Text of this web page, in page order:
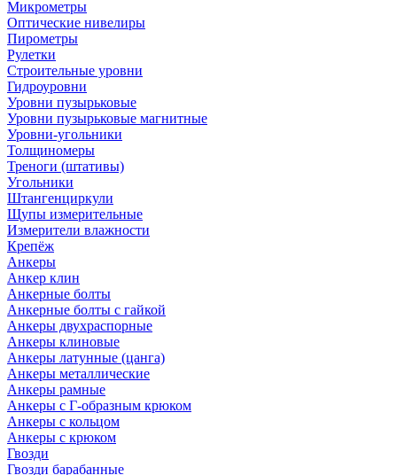
Микрометры
Оптические нивелиры
Пирометры
Рулетки
Строительные уровни
Гидроуровни
Уровни пузырьковые
Уровни пузырьковые магнитные
Уровни-угольники
Толщиномеры
Треноги (штативы)
Угольники
Штангенциркули
Щупы измерительные
Измерители влажности
Крепёж
Анкеры
Анкер клин
Анкерные болты
Анкерные болты с гайкой
Анкеры двухраспорные
Анкеры клиновые
Анкеры латунные (цанга)
Анкеры металлические
Анкеры рамные
Анкеры с Г-образным крюком
Анкеры с кольцом
Анкеры с крюком
Гвозди
Гвозди барабанные